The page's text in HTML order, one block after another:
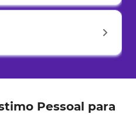
Pessoal para